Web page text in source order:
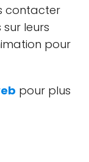
contacter
leurs
pour
pour plus